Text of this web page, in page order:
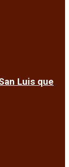
Luis que